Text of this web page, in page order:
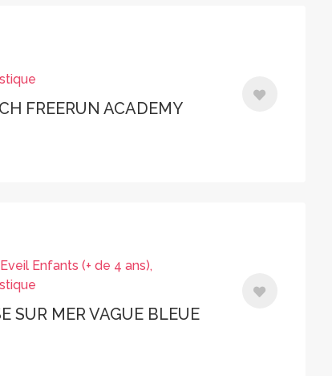
FREERUN ACADEMY
Enfants (+ de 4 ans),
SUR MER VAGUE BLEUE